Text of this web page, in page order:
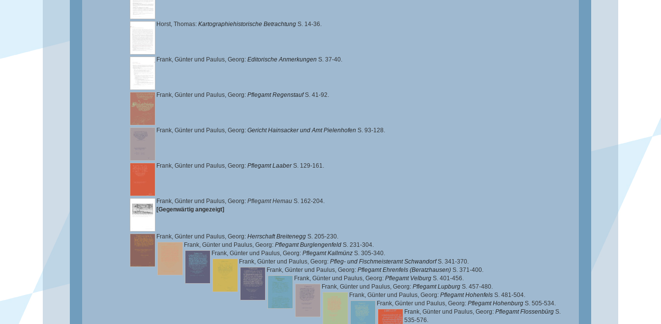
Horst, Thomas: Kartographiehistorische Betrachtung S. 14-36.
Frank, Günter und Paulus, Georg: Editorische Anmerkungen S. 37-40.
Frank, Günter und Paulus, Georg: Pflegamt RegenstaufS. 41-92.
Frank, Günter und Paulus, Georg: Gericht Hainsacker und Amt Pielenhofen S. 93-128.
Frank, Günter und Paulus, Georg: Pflegamt LaaberS. 129-161.
Frank, Günter und Paulus, Georg: Pflegamt Hemau S. 162-204.
[Gegenwärtig angezeigt]
Frank, Günter und Paulus, Georg: Herrschaft Breitenegg S. 205-230.
Frank, Günter und Paulus, Georg: Pflegamt Burglengenfeld S. 231-304.
Frank, Günter und Paulus, Georg: Pflegamt Kallmünz S. 305-340.
Frank, Günter und Paulus, Georg: Pfleg- und Fischmeisteramt SchwandorfS. 341-370.
Frank, Günter und Paulus, Georg: Pflegamt Ehrenfels (Beratzhausen) S. 371-400.
Frank, Günter und Paulus, Georg: Pflegamt Velburg S. 401-456.
Frank, Günter und Paulus, Georg: Pflegamt Lupburg S. 457-480.
Frank, Günter und Paulus, Georg: Pflegamt Hohenfels S. 481-504.
Frank, Günter und Paulus, Georg: Pflegamt Hohenburg S. 505-534.
Frank, Günter und Paulus, Georg: Pflegamt Flossenbürg S.
535-576.